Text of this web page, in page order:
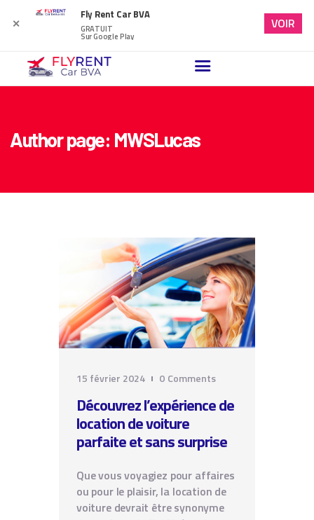
Author page: MWSLucas
NOTRE BLOG
FAQ
15 février 2024 0 Comments
Découvrez l’expérience de
location de voiture
parfaite et sans surprise
Que vous voyagiez pour affaires
ou pour le plaisir, la location de
voiture devrait être synonyme
✕
Fly Rent Car BVA
GRATUIT
Sur Google Play
VOIR